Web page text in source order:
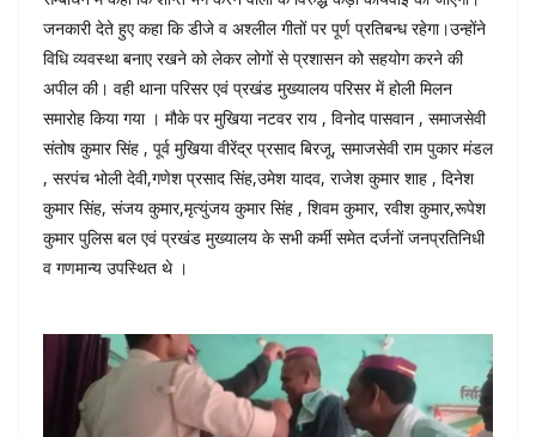
जनकारी देते हुए कहा कि डीजे व अश्लील गीतों पर पूर्ण प्रतिबन्ध रहेगा।उन्होंने
विधि व्यवस्था बनाए रखने को लेकर लोगों से प्रशासन को सहयोग करने की
अपील की। वही थाना परिसर एवं प्रखंड मुख्यालय परिसर में होली मिलन
समारोह किया गया । मौके पर मुखिया नटवर राय , विनोद पासवान , समाजसेवी
संतोष कुमार सिंह , पूर्व मुखिया वीरेंद्र प्रसाद बिरजू, समाजसेवी राम पुकार मंडल
, सरपंच भोली देवी,गणेश प्रसाद सिंह,उमेश यादव, राजेश कुमार शाह , दिनेश
कुमार सिंह, संजय कुमार,मृत्युंजय कुमार सिंह , शिवम कुमार, रवीश कुमार,रूपेश
कुमार पुलिस बल एवं प्रखंड मुख्यालय के सभी कर्मी समेत दर्जनों जनप्रतिनिधी
व गणमान्य उपस्थित थे ।